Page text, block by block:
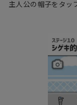
主人公の帽子をタッ